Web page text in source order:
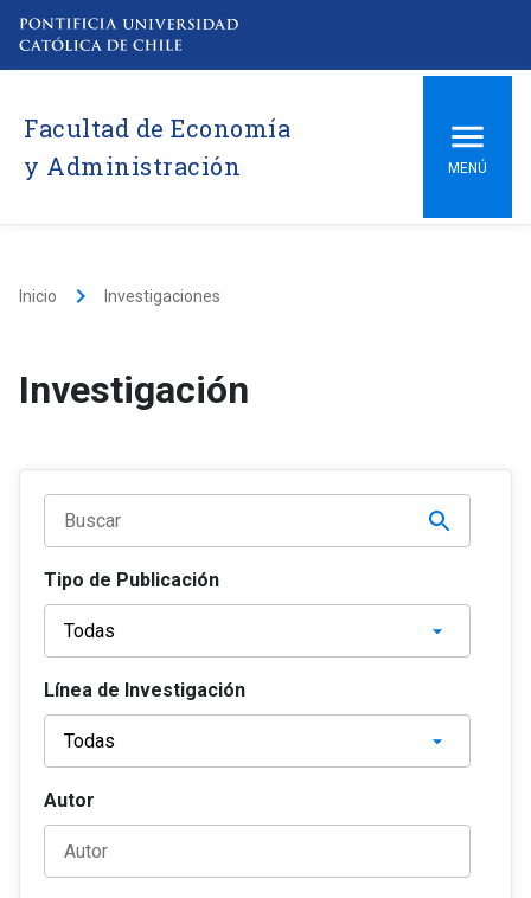
Facultad de Economía
y Administración
MENÚ
Inicio keyboard_arrow_right Investigaciones
Investigación
Tipo de Publicación
Línea de Investigación
Autor